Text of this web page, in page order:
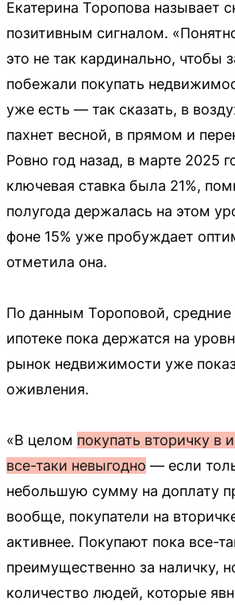
Екатерина Торопова называет
позитивным сигналом.
это не так кардинально, чтобы
побежали покупать
уже есть — так сказать, в
пахнет весной, в прямом и
Ровно год назад, в марте 2025
ключевая ставка была 21%,
полугода держалась на этом
фоне 15% уже пробуждает
отметила она.
По данным Тороповой, средние
ипотеке пока держатся на
рынок недвижимости уже
оживления.
«В целом покупать вторичку в
все-таки невыгодно — если
небольшую сумму на доплату
вообще, покупатели на
активнее. Покупают пока все-
преимущественно за наличку,
количество людей, которые